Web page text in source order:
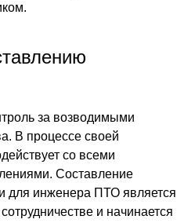
за возводимыми
В процессе своей
со всеми
Составление
для инженера ПТО является
и начинается